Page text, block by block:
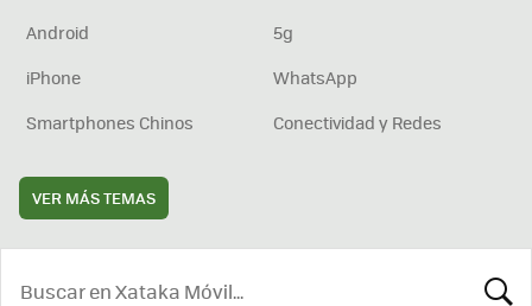
Android
5g
iPhone
WhatsApp
Smartphones Chinos
Conectividad y Redes
VER MÁS TEMAS